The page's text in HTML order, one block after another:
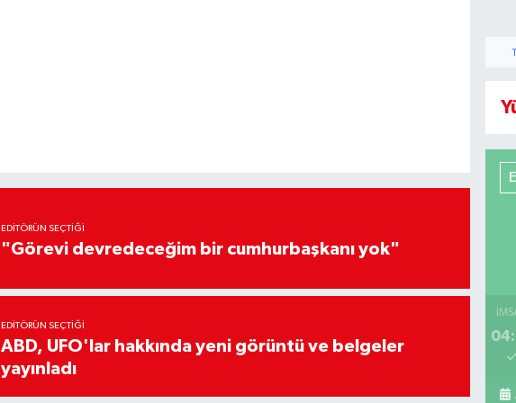
EDITÖRÜN SEÇTIĞI
"Görevi devredeceğim bir cumhurbaşkanı yok"
EDITÖRÜN SEÇTIĞI
ABD, UFO'lar hakkında yeni görüntü ve belgeler
yayınladı